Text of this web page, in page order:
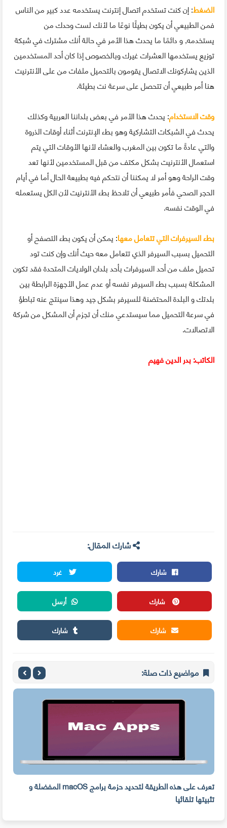
الضغط: إن كنت تستخدم اتصال إنترنت يستخدمه عدد كبير من الناس
فمن الطبيعي أن يكون بطيئًا نوعًا ما لأنك لست وحدك من
يستخدمه, و دائمًا ما يحدث هذا الأمر في حالة أنك مشترك في شبكة
توزيع يستخدمها العشرات غيرك وبالخصوص إذا كان أحد المستخدمين
الذين يشاركونك الاتصال يقومون بالتحميل ملفات من على الأنترنيت
هنا أمر طبيعي أن تتحصل على سرعة نت بطيئة.
وقت الاستخدام: يحدث هذا الأمر في بعض بلداننا العربية وكذلك
يحدث في الشبكات التشاركية وهو بطء الإنترنت أثناء أوقات الذروة
والتي عادةً ما تكون بين المغرب والعشاء لأنها الأوقات التي يتم
استعمال الأنترنيت بشكل مكتف من قبل المستخدمين لأنها تعد
وقت الراحة وهو أمر لا يمكننا أن نتحكم فيه بطبيعة الحال أما في أيام
الحجر الصحي فأمر طبيعي أن تلاحظ بطء الأنترنيت لأن الكل يستعمله
في الوقت نفسه.
بطء السيرفرات التي تتعامل معها: يمكن أن يكون بطء التصفح أو
التحميل بسبب السيرفر الذي تتعامل معه حيث أنك وإن كنت تود
تحميل ملف من أحد السيرفرات بأحد بلدان الولايات المتحدة فقد تكون
المشكلة بسبب بطء السيرفر نفسه أو عدم عمل الأجهزة الرابطة بين
بلدتك و البلدة المحتضنة للسيرفر بشكل جيد وهذا سينتج عنه تباطؤ
في سرعة التحميل مما سيستدعي منك أن تجزم أن المشكل من شركة
الاتصالات.
الكاتب: بدر الدين فهيم
شارك المقال:
شارك
غرد
شارك
أرسل
شارك
شارك
مواضيع ذات صلة:
تعرف على هذه الطريقة لتحديد حزمة برامج macOS المفضلة و
تثبيتها تلقائيا